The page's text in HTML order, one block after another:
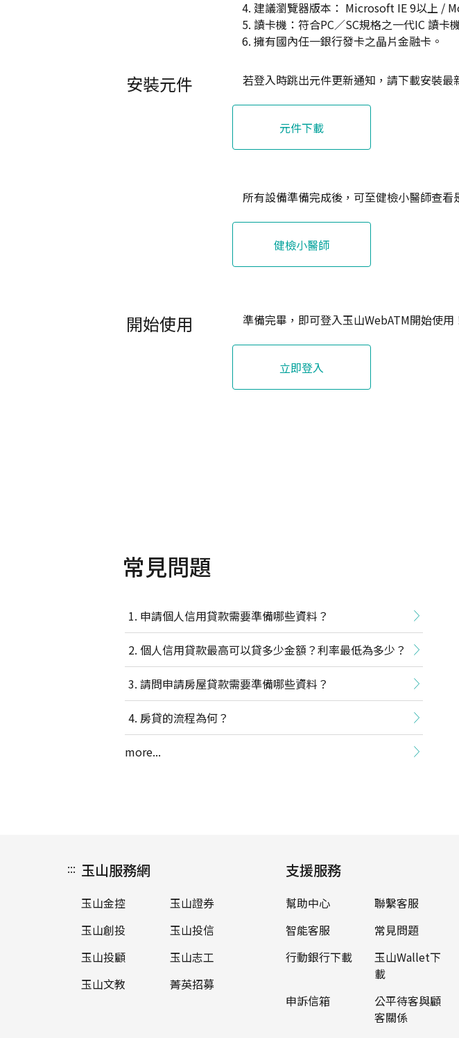
建議瀏覽器版本： Microsoft IE 9以上 /
讀卡機：符合PC／SC規格之一代IC 讀卡
擁有國內任一銀行發卡之晶片金融卡。
安裝元件 若登入時跳出元件更新通知，請下載安裝
元件下載
所有設備準備完成後，可至健檢小醫師查看
健檢小醫師
開始使用 準備完畢，即可登入玉山WebATM開始使用
立即登入
常見問題
申請個人信用貸款需要準備哪些資料？
個人信用貸款最高可以貸多少金額？利率最低為多少？
請問申請房屋貸款需要準備哪些資料？
房貸的流程為何？
more...
::: 玉山服務網
玉山金控
玉山證券
玉山創投
玉山投信
玉山投顧
玉山志工
玉山文教
菁英招募
支援服務
幫助中心
聯繫客服
智能客服
常見問題
行動銀行下載
玉山Wallet下
載
申訴信箱
公平待客與顧
客關係